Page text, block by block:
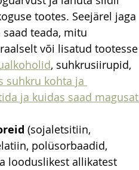
tootes. Seejärel jaga
teada, mitu
või lisatud tootesse
, suhkrusiirupid,
suhkru kohta ja
ja kuidas saad magusat
(sojaletsitiin,
polüsorbaadid,
looduslikest allikatest